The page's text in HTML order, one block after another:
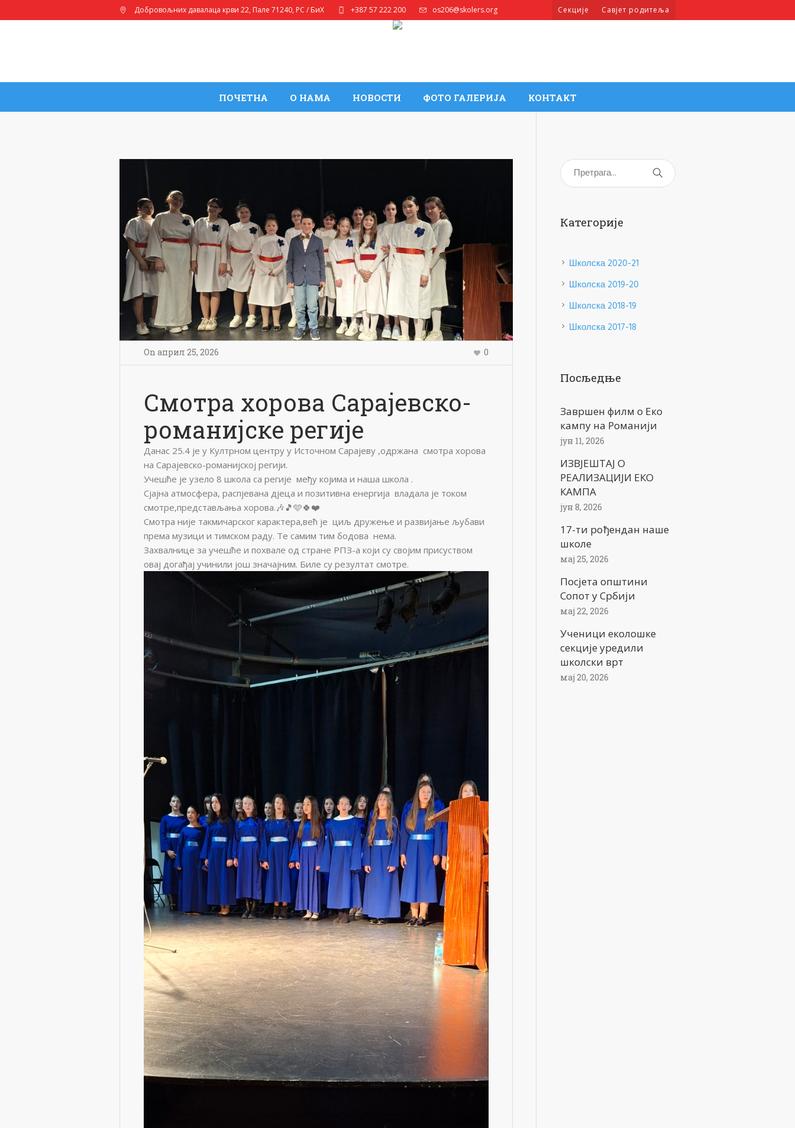
Секције Савјет родитеља
Добровољних давалаца крви 22, Пале 71240, РС / БиХ +387 57 222 200 os206@skolers.org
ПОЧЕТНА О НАМА НОВОСТИ ФОТО ГАЛЕРИЈА КОНТАКТ
On април 25, 2026 0
Смотра хорова Сарајевско-
романијске регије
Данас 25.4 је у Култрном центру у Источном Сарајеву ,одржана смотра хорова
на Сарајевско-романијској регији.
Учешће је узело 8 школа са регије међу којима и наша школа .
Сјајна атмосфера, распјевана д‌јеца и позитивна енергија владала је током
смотре,представљања хорова.🎶🎵🩵🍀❤️
Смотра није такмичарског карактера,већ је циљ дружење и развијање љубави
према музици и тимском раду. Те самим тим бодова нема.
Захвалнице за учешће и похвале од стране РПЗ-а који су својим присуством
овај догађај учинили још значајним. Биле су резултат смотре.
Категорије
Школска 2020-21
Школска 2019-20
Школска 2018-19
Школска 2017-18
Посљедње
Завршен филм о Еко
кампу на Романији
јун 11, 2026
ИЗВЈЕШТАЈ О
РЕАЛИЗАЦИЈИ ЕКО
КАМПА
јун 8, 2026
17-ти рођендан наше
школе
мај 25, 2026
Посјета општини
Сопот у Србији
мај 22, 2026
Ученици еколошке
секције уредили
школски врт
мај 20, 2026